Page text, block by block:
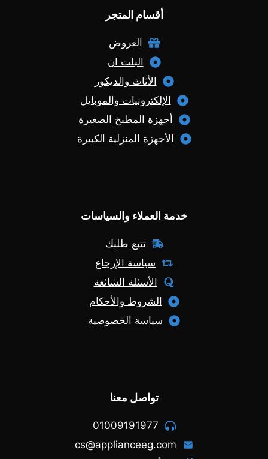
أقسام المتجر
العروض
البلت ان
الأثاث والديكور
الإلكترونيات والموبايل
أجهزة المطبخ الصغيرة
الأجهزة المنزلية الكبيرة
خدمة العملاء والسياسات
تتبع طلبك
سياسة الإرجاع
الأسئلة الشائعة
الشروط والأحكام
سياسة الخصوصية
تواصل معنا
01009191977
cs@applianceeg.com